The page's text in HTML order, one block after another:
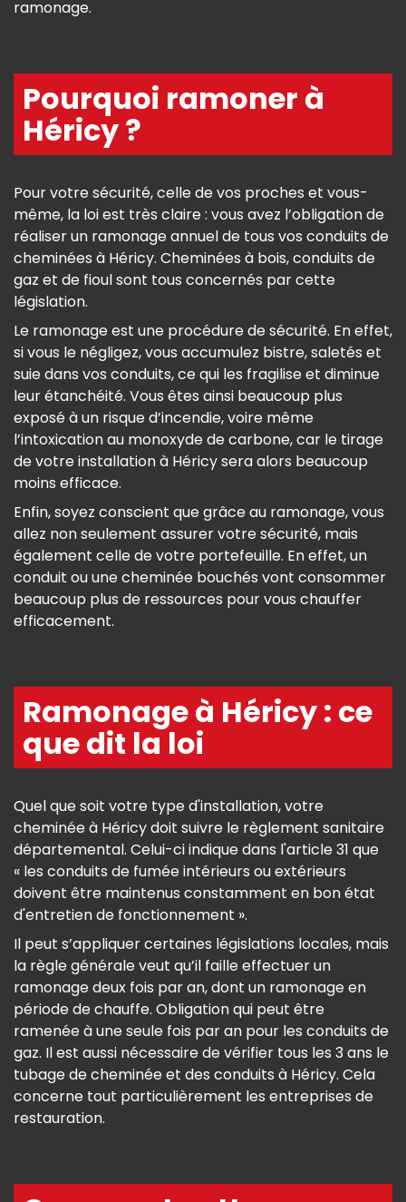
ramonage.
Pourquoi ramoner à
Héricy ?
Pour votre sécurité, celle de vos proches et vous-
même, la loi est très claire : vous avez l’obligation de
réaliser un ramonage annuel de tous vos conduits de
cheminées à Héricy. Cheminées à bois, conduits de
gaz et de fioul sont tous concernés par cette
législation.
Le ramonage est une procédure de sécurité. En effet,
si vous le négligez, vous accumulez bistre, saletés et
suie dans vos conduits, ce qui les fragilise et diminue
leur étanchéité. Vous êtes ainsi beaucoup plus
exposé à un risque d’incendie, voire même
l’intoxication au monoxyde de carbone, car le tirage
de votre installation à Héricy sera alors beaucoup
moins efficace.
Enfin, soyez conscient que grâce au ramonage, vous
allez non seulement assurer votre sécurité, mais
également celle de votre portefeuille. En effet, un
conduit ou une cheminée bouchés vont consommer
beaucoup plus de ressources pour vous chauffer
efficacement.
Ramonage à Héricy : ce
que dit la loi
Quel que soit votre type d'installation, votre
cheminée à Héricy doit suivre le règlement sanitaire
départemental. Celui-ci indique dans l'article 31 que
« les conduits de fumée intérieurs ou extérieurs
doivent être maintenus constamment en bon état
d'entretien de fonctionnement ».
Il peut s’appliquer certaines législations locales, mais
la règle générale veut qu’il faille effectuer un
ramonage deux fois par an, dont un ramonage en
période de chauffe. Obligation qui peut être
ramenée à une seule fois par an pour les conduits de
gaz. Il est aussi nécessaire de vérifier tous les 3 ans le
tubage de cheminée et des conduits à Héricy. Cela
concerne tout particulièrement les entreprises de
restauration.